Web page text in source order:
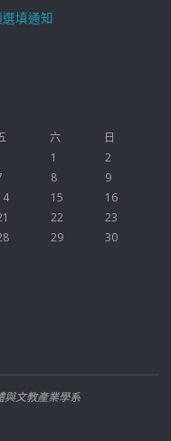
填通知
六
日
1
2
8
9
15
16
22
23
29
30
文教產業學系